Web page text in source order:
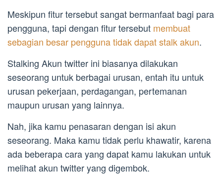
Meskipun fitur tersebut sangat bermanfaat bagi para
pengguna, tapi dengan fitur tersebut membuat
sebagian besar pengguna tidak dapat stalk akun.
Stalking Akun twitter ini biasanya dilakukan
seseorang untuk berbagai urusan, entah itu untuk
urusan pekerjaan, perdagangan, pertemanan
maupun urusan yang lainnya.
Nah, jika kamu penasaran dengan isi akun
seseorang. Maka kamu tidak perlu khawatir, karena
ada beberapa cara yang dapat kamu lakukan untuk
melihat akun twitter yang digembok.